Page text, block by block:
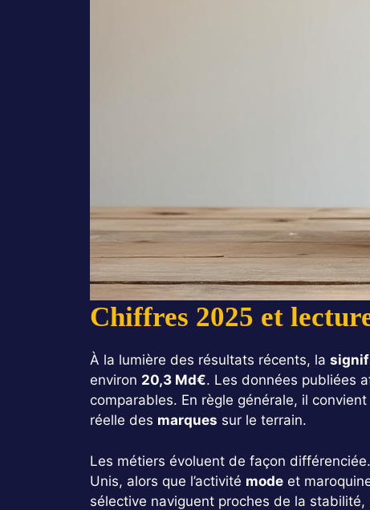
Chiffres 2025 et
À la lumière des résultats récents, la
environ 20,3 Md€. Les données publiées
comparables. En règle générale, il
réelle des marques sur le terrain.
Les métiers évoluent de façon
Unis, alors que l’activité mode et
sélective naviguent proches de la